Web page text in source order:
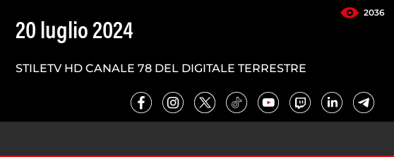
2036
20 luglio 2024
STILETV HD CANALE 78 DEL DIGITALE TERRESTRE